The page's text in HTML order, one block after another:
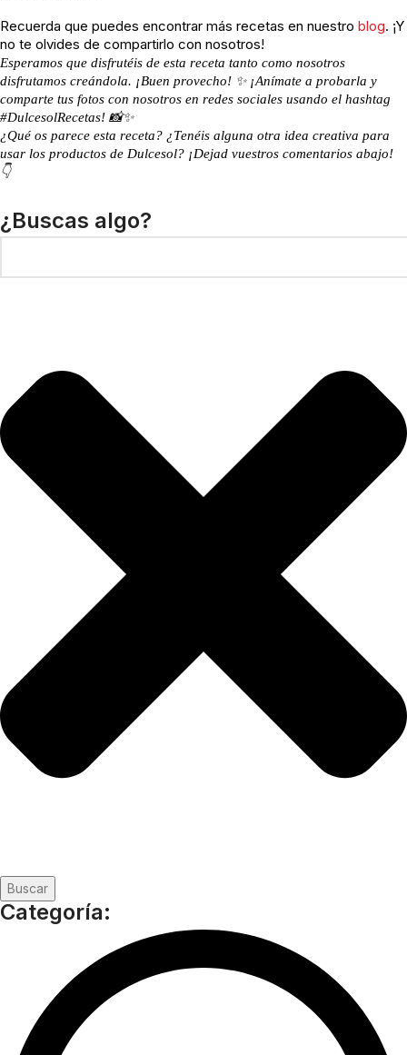
Recuerda que puedes encontrar más recetas en nuestro blog. ¡Y
no te olvides de compartirlo con nosotros!
Esperamos que disfrutéis de esta receta tanto como nosotros
disfrutamos creándola. ¡Buen provecho! ✨ ¡Anímate a probarla y
comparte tus fotos con nosotros en redes sociales usando el hashtag
#DulcesolRecetas! 📸✨
¿Qué os parece esta receta? ¿Tenéis alguna otra idea creativa para
usar los productos de Dulcesol? ¡Dejad vuestros comentarios abajo!
👇
¿Buscas algo?
Buscar
Categoría: